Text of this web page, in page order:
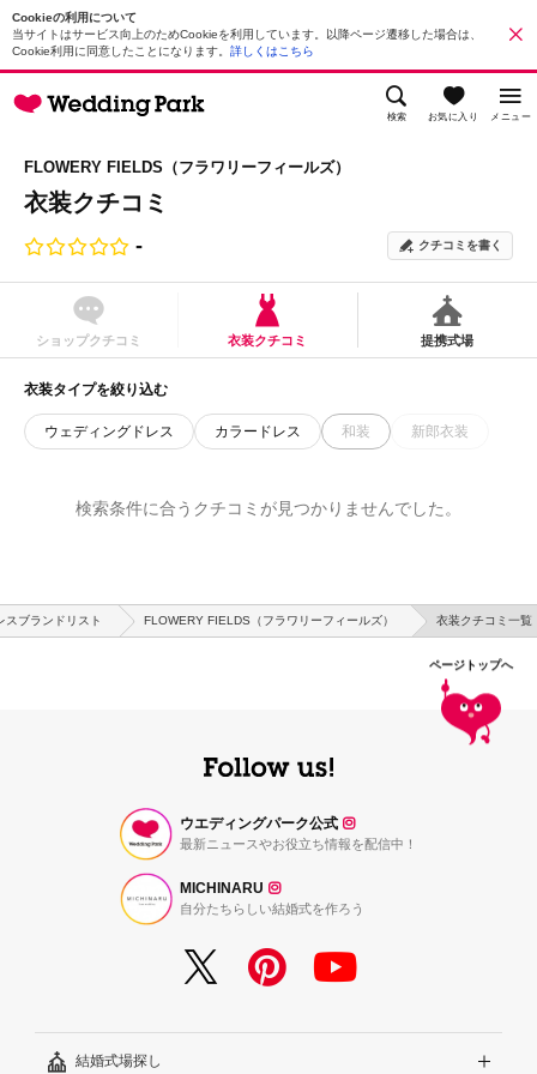
Cookieの利用について
当サイトはサービス向上のためCookieを利用しています。以降ページ遷移した場合は、
Cookie利用に同意したことになります。 詳しくはこちら
検索 お気に入り メニュー
FLOWERY FIELDS（フラワリーフィールズ）
衣装クチコミ
- クチコミを書く
ショップクチコミ 衣装クチコミ 提携式場
衣装タイプを絞り込む
ウェディングドレス カラードレス 和装 新郎衣装
検索条件に合うクチコミが見つかりませんでした。
スブランドリスト FLOWERY FIELDS（フラワリーフィールズ） 衣装クチコミ一覧
ページトップへ
ウエディングパーク公式
最新ニュースやお役立ち情報を配信中！
MICHINARU
自分たちらしい結婚式を作ろう
結婚式場探し